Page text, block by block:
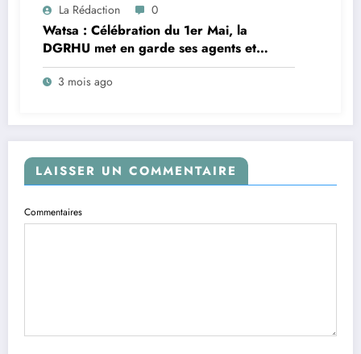
La Rédaction 0
Watsa : Célébration du 1er Mai, la
DGRHU met en garde ses agents et
cadres contre les antivaleurs et appelle
les contribuables au civisme fiscal
3 mois ago
LAISSER UN COMMENTAIRE
Commentaires